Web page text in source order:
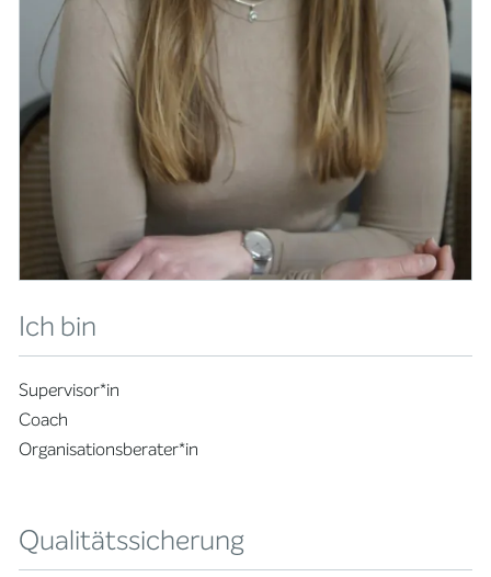
Ich bin
Supervisor*in
Coach
Organisationsberater*in
Qualitätssicherung